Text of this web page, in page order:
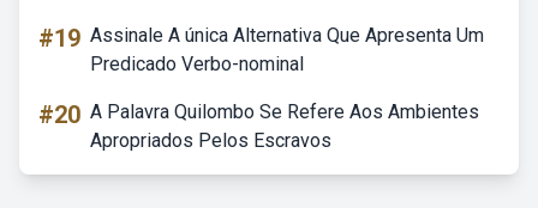
#19 Assinale A única Alternativa Que Apresenta Um
Predicado Verbo-nominal
#20 A Palavra Quilombo Se Refere Aos Ambientes
Apropriados Pelos Escravos